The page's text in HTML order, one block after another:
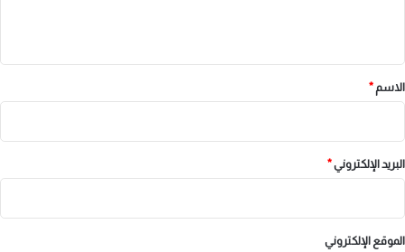
*
الاسم *
البريد الإلكتروني*
الموقع الإلكتروني